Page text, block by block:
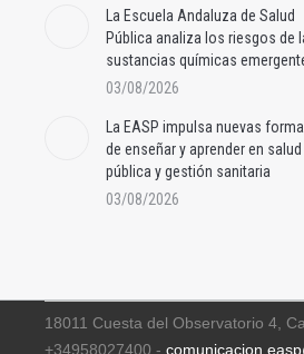
La Escuela Andaluza de Salud
Pública analiza los riesgos de
sustancias químicas
03/08/2026
La EASP impulsa nuevas
de enseñar y aprender en salud
pública y gestión sanitaria
03/08/2026
18011 Cuesta del Observatorio 4,
+34958027400 -